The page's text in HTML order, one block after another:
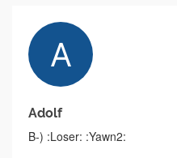
Adolf
B-) :Loser: :Yawn2: